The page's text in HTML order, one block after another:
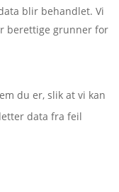
blir behandlet. Vi
berettige grunner for
du er, slik at vi kan
data fra feil